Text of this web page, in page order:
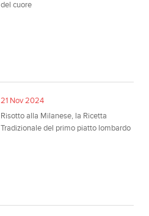
del cuore
21 Nov 2024
Risotto alla Milanese, la Ricetta
Tradizionale del primo piatto lombardo